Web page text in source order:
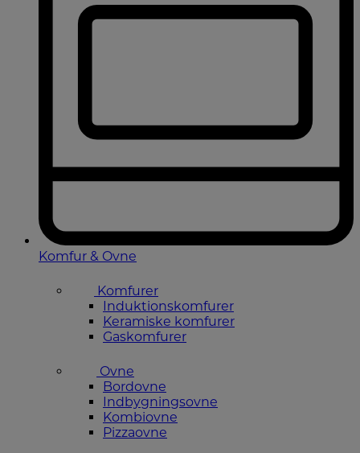
Komfur & Ovne
Komfurer
Induktionskomfurer
Keramiske komfurer
Gaskomfurer
Ovne
Bordovne
Indbygningsovne
Kombiovne
Pizzaovne